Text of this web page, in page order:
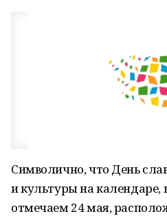
Символично, что День
и культуры на
отмечаем 24 мая,